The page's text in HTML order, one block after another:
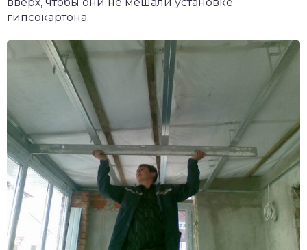
гипсокартона.